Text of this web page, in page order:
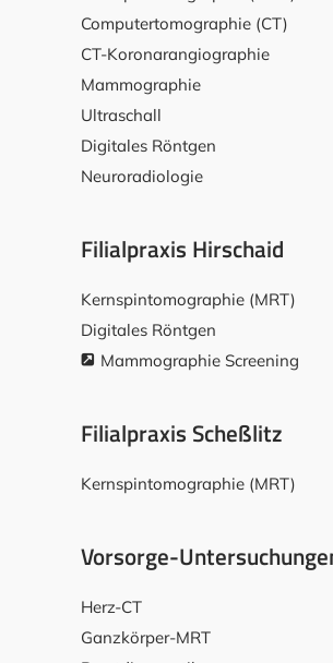
Computertomographie (CT)
CT-Koronarangiographie
Mammographie
Ultraschall
Digitales Röntgen
Neuroradiologie
Filialpraxis Hirschaid
Kernspintomographie (MRT)
Digitales Röntgen
Mammographie Screening
Filialpraxis Scheßlitz
Kernspintomographie (MRT)
Vorsorge-
Herz-CT
Ganzkörper-MRT